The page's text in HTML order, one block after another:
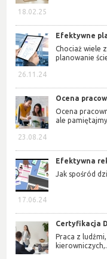
18.02.25
26.11.24
Efektywne
Chociaż wiele
planowanie
23.08.24
Ocena
Ocena
ale
17.06.24
Efektywna
Jak spośród
Certyfikacja
Praca z